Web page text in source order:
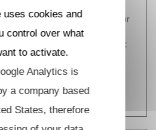
channel that is too
duplex DNA. Altogether, our
proteins constitute a new
DNA endonucleases that
archaea and in bacteria,
tuberculosis.
uses cookies and
control over what
to activate.
Analytics is
a company based
States, therefore